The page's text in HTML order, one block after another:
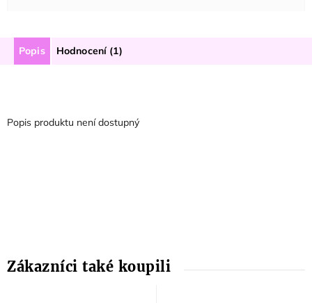
Popis Hodnocení (1)
Popis produktu není dostupný